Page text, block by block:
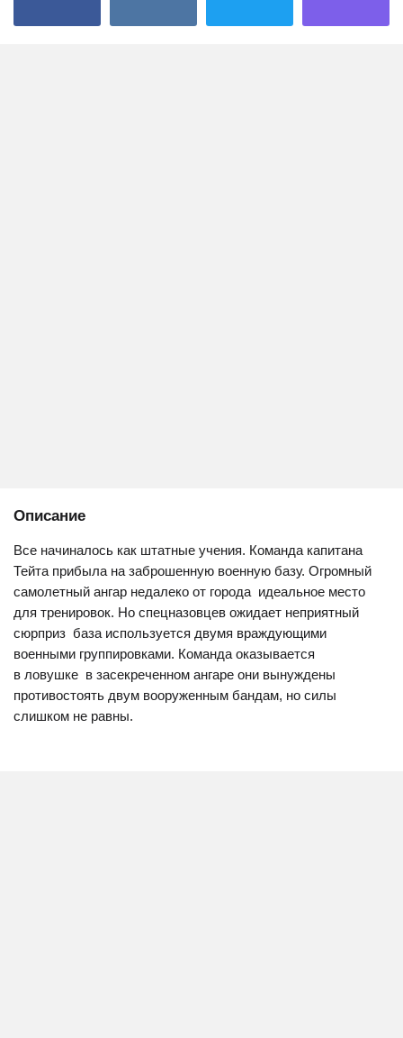
Описание
Все начиналось как штатные учения. Команда капитана
Тейта прибыла на заброшенную военную базу. Огромный
самолетный ангар недалеко от города  идеальное место
для тренировок. Но спецназовцев ожидает неприятный
сюрприз  база используется двумя враждующими
военными группировками. Команда оказывается
в ловушке  в засекреченном ангаре они вынуждены
противостоять двум вооруженным бандам, но силы
слишком не равны.